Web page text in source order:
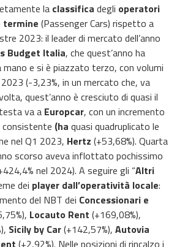
la classifica degli operatori
termine (Passenger Cars) rispetto a
2023: il leader di mercato dell’anno
Budget Italia, che quest’anno ha
mano e si è piazzato terzo, con volumi
(-3,23%, in un mercato che, va
quest’anno è cresciuto di quasi il
va a Europcar, con un incremento
consistente (ha quasi quadruplicato le
nel Q1 2023, Hertz (+53,68%). Quarta
scorso aveva inflottato pochissimo
nel 2024). A seguire gli “Altri
dei player dall’operatività locale:
del NBT dei Concessionari e
Locauto Rent (+169,08%),
Sicily by Car(+142,57%), Autovia
(+2,92%). Nelle posizioni di rincalzo i